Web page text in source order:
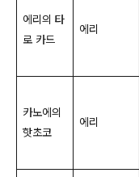
에리의 타
로 카드
에리
카노에의
핫초코
에리